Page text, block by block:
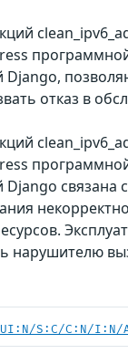
Django,
отказ в
связана
нарушителю
UI:N/S:C/C:N/I:N/